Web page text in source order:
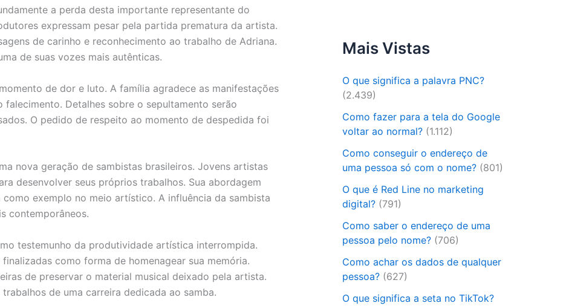
a perda desta importante representante do
expressam pesar pela partida prematura da artista.
de carinho e reconhecimento ao trabalho de Adriana.
de suas vozes mais autênticas.
de dor e luto. A família agradece as manifestações
Detalhes sobre o sepultamento serão
O pedido de respeito ao momento de despedida foi
nova geração de sambistas brasileiros. Jovens artistas
desenvolver seus próprios trabalhos. Sua abordagem
exemplo no meio artístico. A influência da sambista
contemporâneos.
testemunho da produtividade artística interrompida.
como forma de homenagear sua memória.
de preservar o material musical deixado pela artista.
de uma carreira dedicada ao samba.
Mais Vistas
O que significa a palavra PNC?
(2.439)
Como fazer para a tela do Google
voltar ao normal? (1.112)
Como conseguir o endereço de
uma pessoa só com o nome? (801)
O que é Red Line no marketing
digital? (791)
Como saber o endereço de uma
pessoa pelo nome? (706)
Como achar os dados de qualquer
pessoa? (627)
O que significa a seta no TikTok?